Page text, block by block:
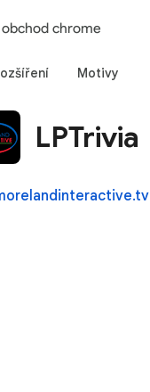
chrome
Motivy
LPTrivia